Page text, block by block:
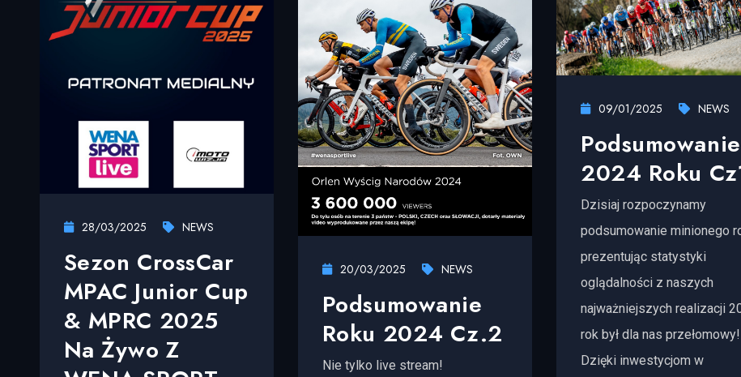
28/03/2025 NEWS
Sezon CrossCar
MPAC Junior Cup
& MPRC 2025
Na Żywo Z
20/03/2025 NEWS
Podsumowanie
Roku 2024 Cz.2
Nie tylko live stream!
09/01/2025 NEWS
Podsumowanie
2024 Roku
Dzisiaj rozpoczynamy
podsumowanie minionego
prezentując statystyki
oglądalności z naszych
najważniejszych realizacji
rok był dla nas przełomowy!
Dzięki inwestycjom w